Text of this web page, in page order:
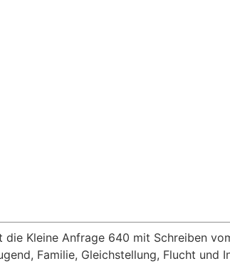
die Kleine Anfrage 640 mit Schreiben
Familie, Gleichstellung, Flucht